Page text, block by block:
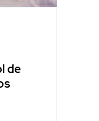
de